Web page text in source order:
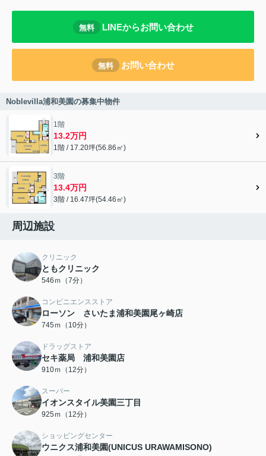
無料 LINEからお問い合わせ
無料 お問い合わせ
Noblevilla浦和美園の募集中物件
1階
13.2万円
1階 / 17.20坪(56.86㎡)
3階
13.4万円
3階 / 16.47坪(54.46㎡)
周辺施設
クリニック
ともクリニック
546ｍ（7分）
コンビニエンスストア
ローソン さいたま浦和美園尾ヶ崎店
745ｍ（10分）
ドラッグストア
セキ薬局 浦和美園店
910ｍ（12分）
スーパー
イオンスタイル美園三丁目
925ｍ（12分）
ショッピングセンター
ウニクス浦和美園(UNICUS URAWAMISONO)